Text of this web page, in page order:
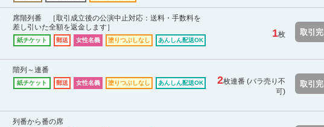
席階列番 ［取引成立後の公演中止対応：送料・手数料を
差し引いた全額を返金します］
紙チケット 郵送 女性名義 塗りつぶしなし あんしん配送OK
1枚 取引
階列～連番
紙チケット 郵送 女性名義 塗りつぶしなし あんしん配送OK 2枚連番 (バラ売り不
可)
取引
列番から番の席